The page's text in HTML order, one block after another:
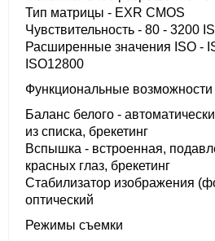
Тип матрицы - EXR CMOS
Чувствительность - 80 - 3200
Расширенные значения ISO -
ISO12800
Функциональные возможности
Баланс белого -
из списка, брекетинг
Вспышка - встроенная,
красных глаз, брекетинг
Стабилизатор изображения
оптический
Режимы съемки